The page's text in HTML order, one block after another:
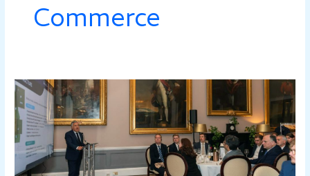
Commerce
Ante
líderes
globales
del
sector
energético,